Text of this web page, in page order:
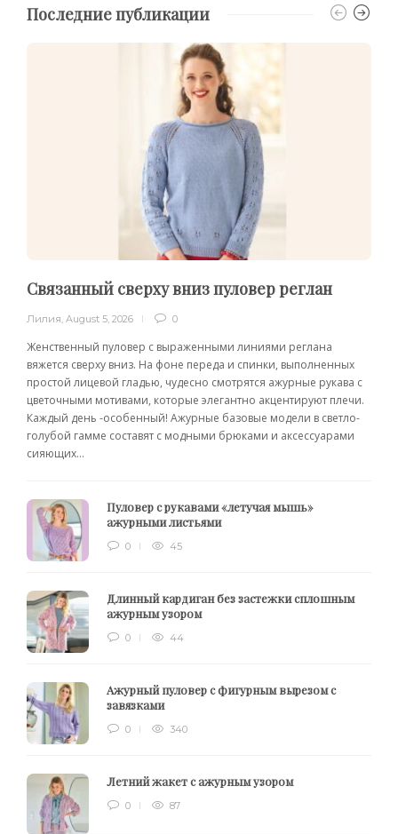
Последние публикации
Связанный сверху вниз пуловер реглан
Лилия, August 5, 2026 0
Женственный пуловер с выраженными линиями реглана
вяжется сверху вниз. На фоне переда и спинки, выполненных
простой лицевой гладью, чудесно смотрятся ажурные рукава с
цветочными мотивами, которые элегантно акцентируют плечи.
Каждый день -особенный! Ажурные базовые модели в светло-
голубой гамме составят с модными брюками и аксессуарами
сияющих...
Пуловер с рукавами «летучая мышь»
ажурными листьями
0 45
Длинный кардиган без застежки сплошным
ажурным узором
0 44
Ажурный пуловер с фигурным вырезом с
завязками
0 340
Летний жакет с ажурным узором
0 87